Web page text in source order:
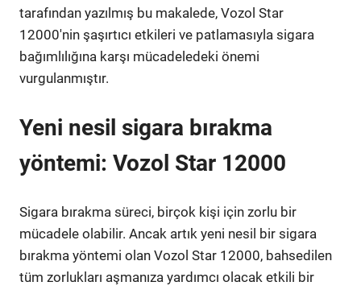
tarafından yazılmış bu makalede, Vozol Star
12000'nin şaşırtıcı etkileri ve patlamasıyla sigara
bağımlılığına karşı mücadeledeki önemi
vurgulanmıştır.
Yeni nesil sigara bırakma
yöntemi: Vozol Star 12000
Sigara bırakma süreci, birçok kişi için zorlu bir
mücadele olabilir. Ancak artık yeni nesil bir sigara
bırakma yöntemi olan Vozol Star 12000, bahsedilen
tüm zorlukları aşmanıza yardımcı olacak etkili bir